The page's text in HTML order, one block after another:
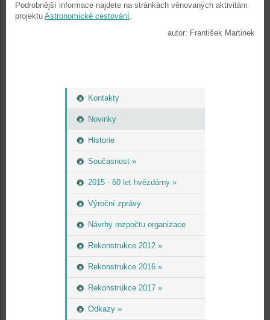
Kontakty
Novinky
Historie
Současnost »
2015 - 60 let hvězdárny »
Výroční zprávy
Návrhy rozpočtu organizace
Rekonstrukce 2012 »
Rekonstrukce 2016 »
Rekonstrukce 2017 »
Odkazy »
Podrobnější informace najdete na stránkách věnovaných aktivitám
projektu Astronomické cestování.
autor: František Martinek